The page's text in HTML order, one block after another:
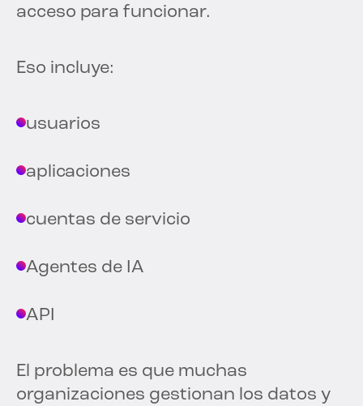
acceso para funcionar.
Eso incluye:
usuarios
aplicaciones
cuentas de servicio
Agentes de IA
API
El problema es que muchas
organizaciones gestionan los datos y